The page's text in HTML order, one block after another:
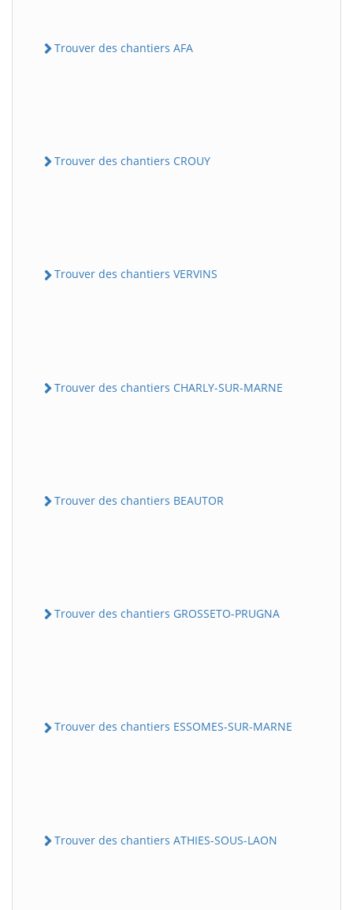
Trouver des chantiers AFA
Trouver des chantiers CROUY
Trouver des chantiers VERVINS
Trouver des chantiers CHARLY-SUR-MARNE
Trouver des chantiers BEAUTOR
Trouver des chantiers GROSSETO-PRUGNA
Trouver des chantiers ESSOMES-SUR-MARNE
Trouver des chantiers ATHIES-SOUS-LAON